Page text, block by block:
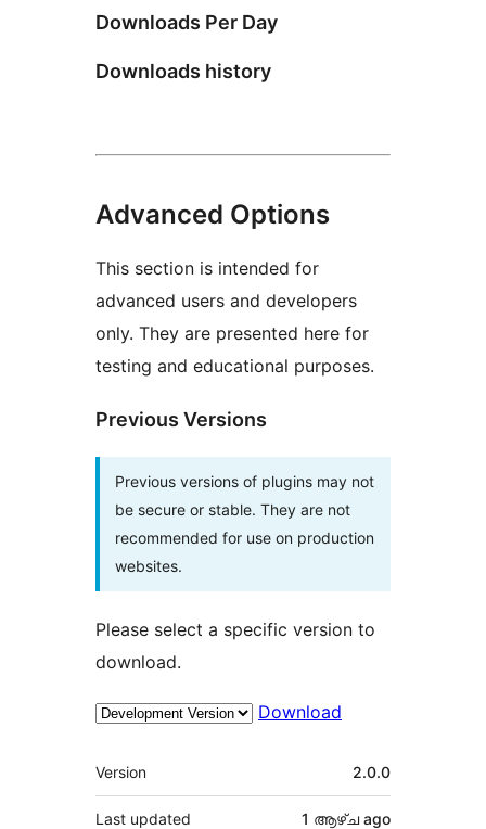
Downloads Per Day
Downloads history
Advanced Options
This section is intended for
advanced users and developers
only. They are presented here for
testing and educational purposes.
Previous Versions
Previous versions of plugins may not
be secure or stable. They are not
recommended for use on production
websites.
Please select a specific version to
download.
Download
Meta
Version 2.0.0
Last updated 1 ആഴ്ചago